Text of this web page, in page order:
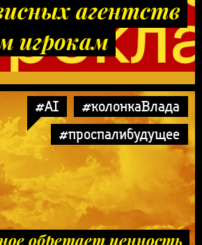
агентств
игрокам
#AI
#колонкаВлада
#проспалибудущее
обретает ценность